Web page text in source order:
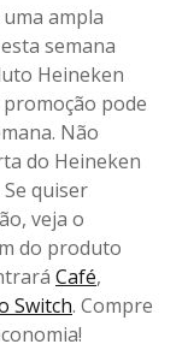
ampla
semana
Heineken
pode
Não
do Heineken
quiser
veja o
do produto
Café,
Switch. Compre